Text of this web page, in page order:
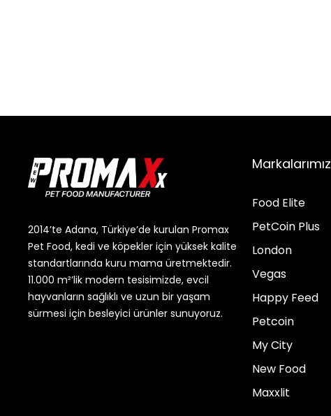
2014’te Adana, Türkiye’de kurulan Promax
Pet Food, kedi ve köpekler için yüksek kalite
standartlarında kuru mama üretmektedir.
11.000 m²’lik modern tesisimizde, evcil
hayvanların sağlıklı ve uzun bir yaşam
sürmesi için besleyici ürünler sunuyoruz.
Markalarımız
Food Elite
PetCoin Plus
London
Vegas
Happy Feed
Petcoin
My City
New Food
Maxxlit